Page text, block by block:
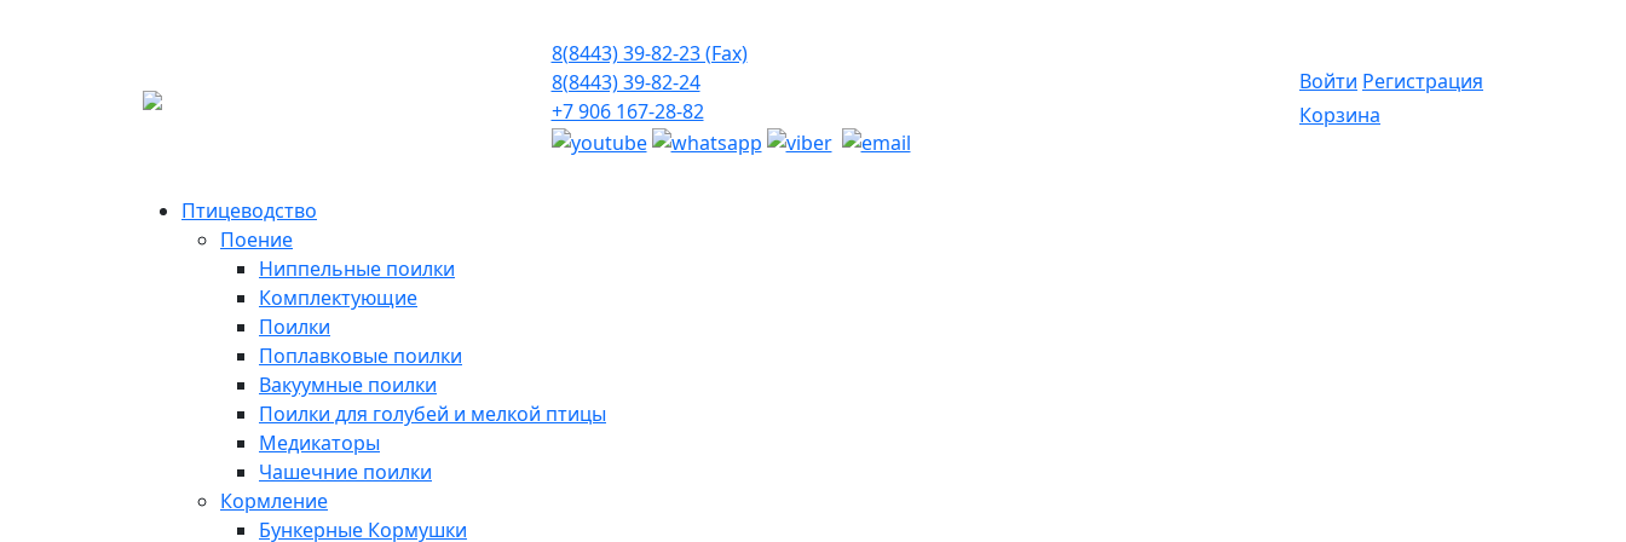
8(8443) 39-82-23 (Fax)
8(8443) 39-82-24
+7 906 167-28-82
Войти Регистрация
Корзина
Птицеводство
Поение
Ниппельные поилки
Комплектующие
Поилки
Поплавковые поилки
Вакуумные поилки
Поилки для голубей и мелкой птицы
Медикаторы
Чашечние поилки
Кормление
Бункерные Кормушки